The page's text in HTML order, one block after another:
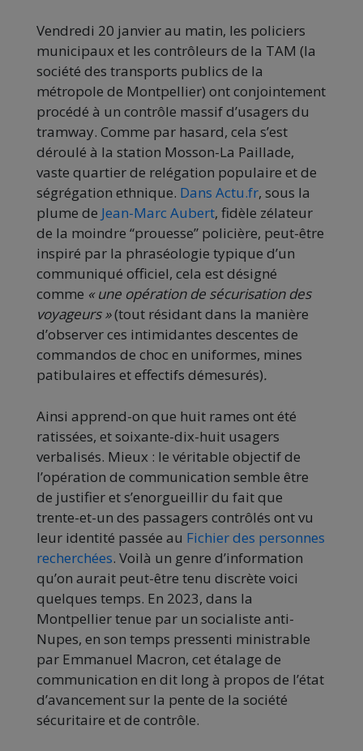
Vendredi 20 janvier au matin, les policiers
municipaux et les contrôleurs de la TAM (la
société des transports publics de la
métropole de Montpellier) ont conjointement
procédé à un contrôle massif d’usagers du
tramway. Comme par hasard, cela s’est
déroulé à la station Mosson-La Paillade,
vaste quartier de relégation populaire et de
ségrégation ethnique. Dans Actu.fr, sous la
plume de Jean-Marc Aubert, fidèle zélateur
de la moindre “prouesse” policière, peut-être
inspiré par la phraséologie typique d’un
communiqué officiel, cela est désigné
comme « une opération de sécurisation des
voyageurs »(tout résidant dans la manière
d’observer ces intimidantes descentes de
commandos de choc en uniformes, mines
patibulaires et effectifs démesurés).
Ainsi apprend-on que huit rames ont été
ratissées, et soixante-dix-huit usagers
verbalisés. Mieux : le véritable objectif de
l’opération de communication semble être
de justifier et s’enorgueillir du fait que
trente-et-un des passagers contrôlés ont vu
leur identité passée au Fichier des personnes
recherchées. Voilà un genre d’information
qu’on aurait peut-être tenu discrète voici
quelques temps. En 2023, dans la
Montpellier tenue par un socialiste anti-
Nupes, en son temps pressenti ministrable
par Emmanuel Macron, cet étalage de
communication en dit long à propos de l’état
d’avancement sur la pente de la société
sécuritaire et de contrôle.